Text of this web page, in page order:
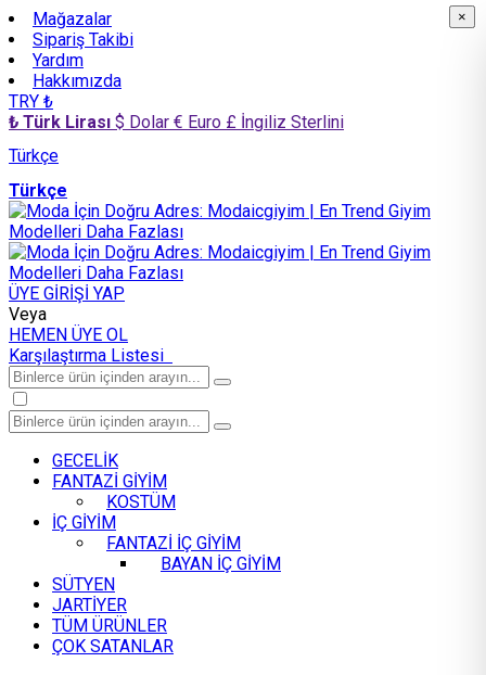
Mağazalar
Sipariş Takibi
Yardım
Hakkımızda
TRY ₺
₺ Türk Lirası $ Dolar € Euro £ İngiliz Sterlini
Türkçe
Türkçe
ÜYE GİRİŞİ YAP
Veya
HEMEN ÜYE OL
Karşılaştırma Listesi
GECELİK
FANTAZİ GİYİM
KOSTÜM
İÇ GİYİM
FANTAZİ İÇ GİYİM
BAYAN İÇ GİYİM
SÜTYEN
JARTİYER
TÜM ÜRÜNLER
ÇOK SATANLAR
×
×